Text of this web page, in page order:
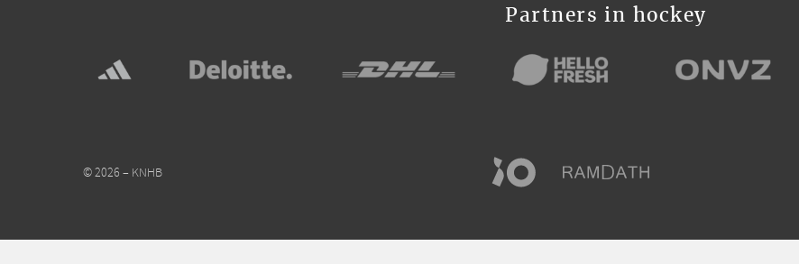
Partners in hockey
© 2026 – KNHB